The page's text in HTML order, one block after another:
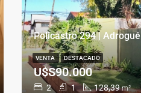
Policastro 294 | Adrogué
2 1 128,39 m²
U$S90.000
VENTA DESTACADO